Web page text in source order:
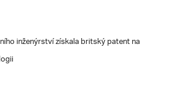
inženýrství získala britský patent na